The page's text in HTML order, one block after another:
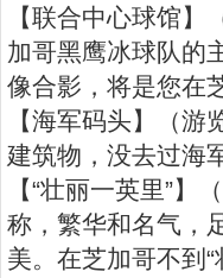
【联合中心球馆
加哥黑鹰冰球队的
像合影，将是您在
【海军码头】（
建筑物，没去过海
【“壮丽一英里”
称，繁华和名气，
美。在芝加哥不到